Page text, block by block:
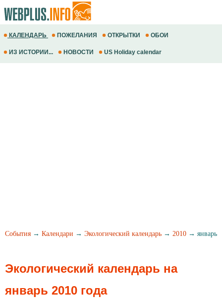
КАЛЕНДАРЬ ПОЖЕЛАНИЯ ОТКРЫТКИ ОБОИ
ИЗ ИСТОРИИ... НОВОСТИ US Holiday calendar
События → Календари → Экологический календарь → 2010 → январь
Экологический календарь на
январь 2010 года